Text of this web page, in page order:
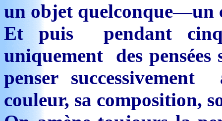
un objet quelconque—un
Et puis pendant
uniquement des
penser
couleur, sa composition,